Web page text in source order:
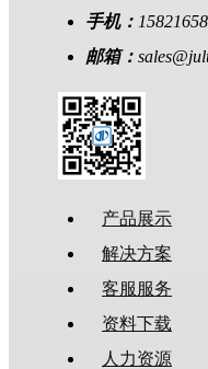
手机：
邮箱：
产品展示
解决方案
客服服务
资料下载
人力资源